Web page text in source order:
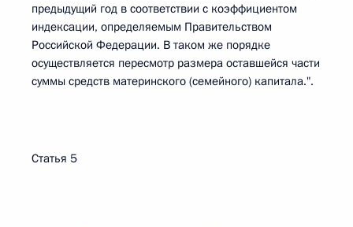
предыдущий год в соответствии с коэффициентом
индексации, определяемым Правительством
Российской Федерации. В таком же порядке
осуществляется пересмотр размера оставшейся части
суммы средств материнского (семейного) капитала.".
Статья 5